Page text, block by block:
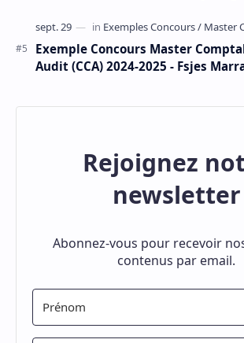
Exemple Concours Master
Audit (CCA) 2024-2025 - Fsjes
Rejoignez
newsletter
Abonnez-vous pour recevoir
contenus par email.